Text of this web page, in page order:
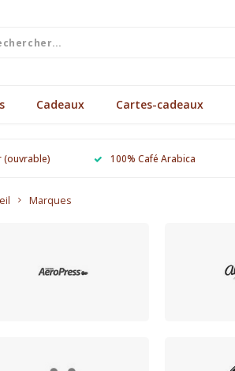
Cadeaux Cartes-cadeaux
(ouvrable) 100% Café Arabica
Marques